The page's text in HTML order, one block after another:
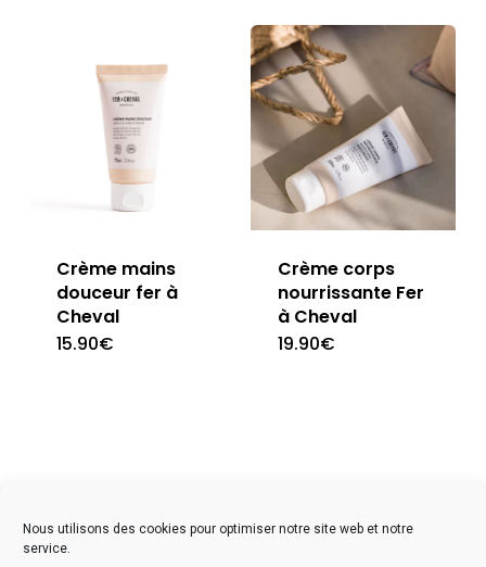
Nous utilisons des cookies pour optimiser notre site web et notre
service.
Crème mains
douceur fer à
Cheval
15.90€
Crème corps
nourrissante Fer
à Cheval
19.90€